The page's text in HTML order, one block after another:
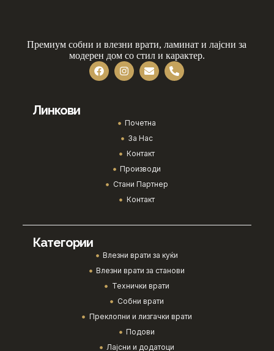
Премиум собни и влезни врати, ламинат и лајсни за
модерен дом со стил и карактер.
Линкови
Почетна
За Нас
Контакт
Производи
Стани Партнер
Контакт
Категории
Влезни врати за куќи
Влезни врати за станови
Технички врати
Собни врати
Преклопни и лизгачки врати
Подови
Лајсни и додатоци